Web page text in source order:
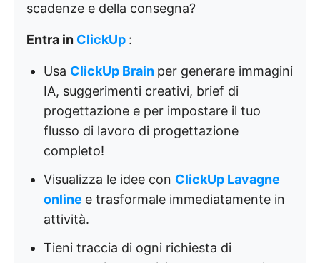
scadenze e della consegna?
Entra in ClickUp :
Usa ClickUp Brain per generare immagini
IA, suggerimenti creativi, brief di
progettazione e per impostare il tuo
flusso di lavoro di progettazione
completo!
Visualizza le idee con ClickUp Lavagne
online e trasformale immediatamente in
attività.
Tieni traccia di ogni richiesta di